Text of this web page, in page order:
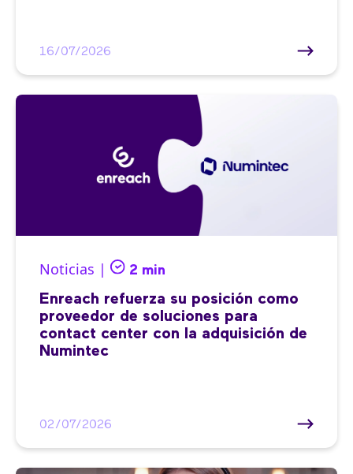
16/07/2026
Noticias | 2 min
Enreach refuerza su posición como
proveedor de soluciones para
contact center con la adquisición de
Numintec
02/07/2026